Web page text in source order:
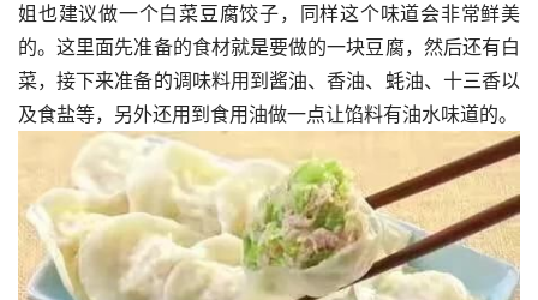
姐也建议做一个白菜豆腐饺子，同样这个味道会非常鲜美
的。这里面先准备的食材就是要做的一块豆腐，然后还有白
菜，接下来准备的调味料用到酱油、香油、蚝油、十三香以
及食盐等，另外还用到食用油做一点让馅料有油水味道的。